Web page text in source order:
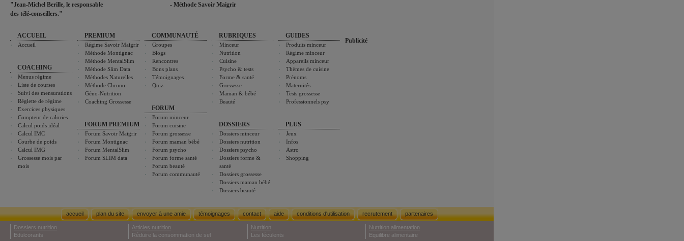
"Jean-Michel Berille, le responsable
des télé-conseillers."
- Méthode Savoir Maigrir
ACCUEIL
Accueil
COACHING
Menus régime
Liste de courses
Suivi des mensurations
Réglette de régime
Exercices physiques
Compteur de calories
Calcul poids idéal
Calcul IMC
Courbe de poids
Calcul IMG
Grossesse mois par
mois
PREMIUM
Régime Savoir Maigrir
Méthode Montignac
Méthode MentalSlim
Méthode Slim Data
Méthodes Naturelles
Méthode Chrono-
Géno-Nutrition
Coaching Grossesse
FORUM PREMIUM
Forum Savoir Maigrir
Forum Montignac
Forum MentalSlim
Forum SLIM data
COMMUNAUTÉ
Groupes
Blogs
Rencontres
Bons plans
Témoignages
Quiz
FORUM
Forum minceur
Forum cuisine
Forum grossesse
Forum maman bébé
Forum psycho
Forum forme santé
Forum beauté
Forum communauté
RUBRIQUES
Minceur
Nutrition
Cuisine
Psycho & tests
Forme & santé
Grossesse
Maman & bébé
Beauté
DOSSIERS
Dossiers minceur
Dossiers nutrition
Dossiers psycho
Dossiers forme &
santé
Dossiers grossesse
Dossiers maman bébé
Dossiers beauté
GUIDES
Produits minceur
Régime minceur
Appareils minceur
Thèmes de cuisine
Prénoms
Maternités
Tests grossesse
Professionnels psy
PLUS
Jeux
Infos
Astro
Shopping
Publicité
accueil plan du site envoyer à une amie témoignages contact aide conditions d'utilisation recrutement partenaires
Dossiers nutrition
Edulcorants
Articles nutrition
Réduire la consommation de sel
Nutrition
Les féculents
Nutrition alimentation
Equilibre alimentaire